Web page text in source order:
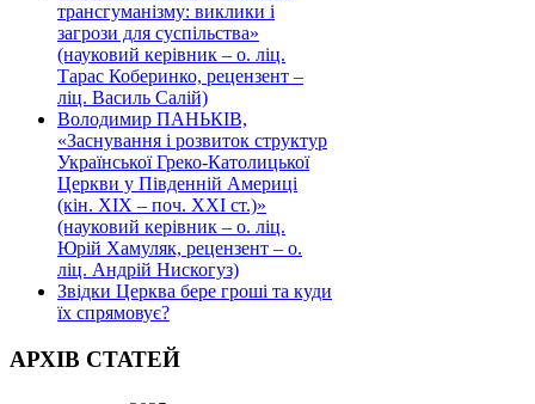
трансгуманізму: виклики і
загрози для суспільства»
(науковий керівник – о. ліц.
Тарас Коберинко, рецензент –
ліц. Василь Салій)
Володимир ПАНЬКІВ,
«Заснування і розвиток структур
Української Греко-Католицької
Церкви у Південній Америці
(кін. ХІХ – поч. ХХІ ст.)»
(науковий керівник – о. ліц.
Юрій Хамуляк, рецензент – о.
ліц. Андрій Нискогуз)
Звідки Церква бере гроші та куди
їх спрямовує?
АРХІВ СТАТЕЙ